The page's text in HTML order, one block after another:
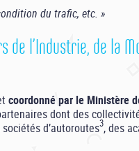
du trafic, etc. »
de l’Industrie, de la
coordonné par le Ministère
dont des
sociétés d’autoroutes3, des